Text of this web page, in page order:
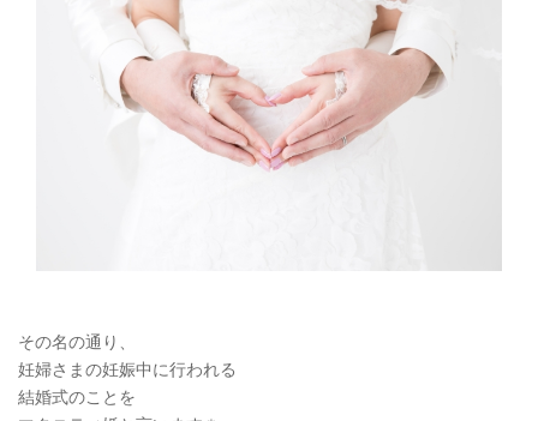
その名の通り、
妊婦さまの妊娠中に行われる
結婚式のことを